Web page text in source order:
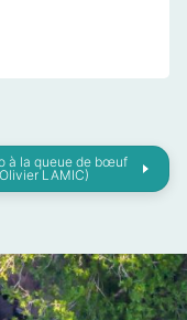
à la queue de bœuf
LAMIC)